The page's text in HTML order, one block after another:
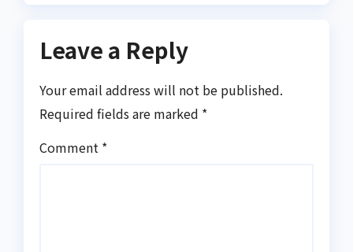
Leave a Reply
Your email address will not be published.
Required fields are marked *
Comment *